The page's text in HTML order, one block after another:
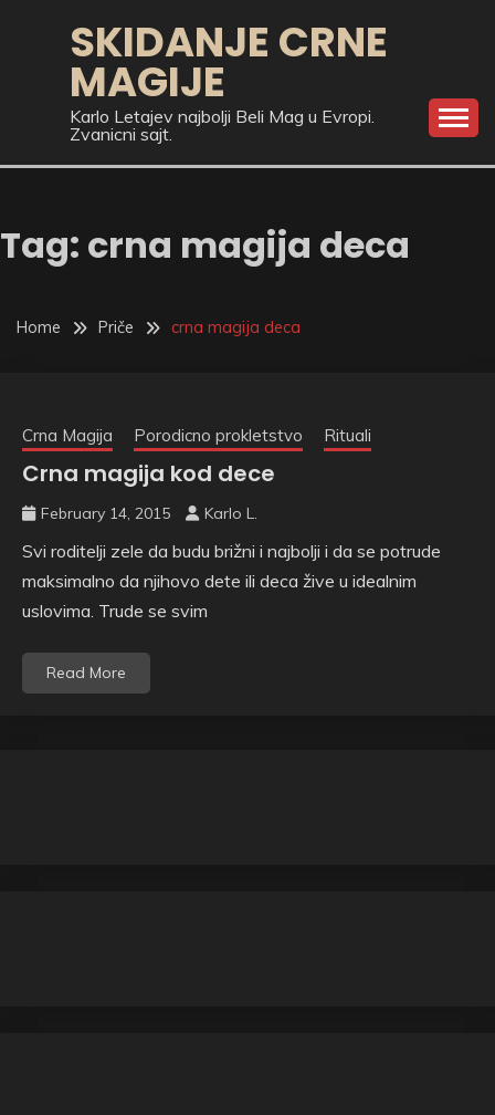
SKIDANJE CRNE
MAGIJE
Karlo Letajev najbolji Beli Mag u Evropi.
Zvanicni sajt.
Tag: crna magija deca
Home Priče crna magija deca
Crna Magija Porodicno prokletstvo Rituali
Crna magija kod dece
February 14, 2015 Karlo L.
Svi roditelji zele da budu brižni i najbolji i da se potrude
maksimalno da njihovo dete ili deca žive u idealnim
uslovima. Trude se svim
Read More